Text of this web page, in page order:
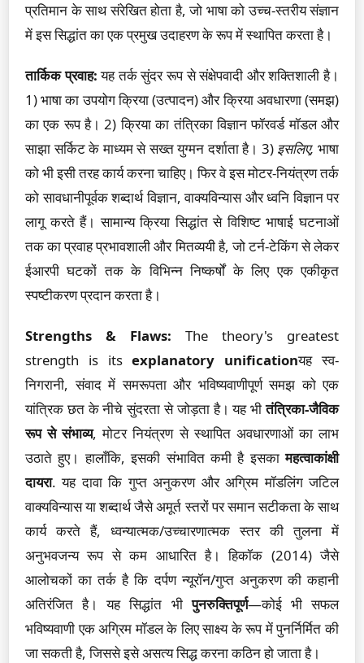
प्रतिमान के साथ संरेखित होता है, जो भाषा को उच्च-स्तरीय संज्ञान
में इस सिद्धांत का एक प्रमुख उदाहरण के रूप में स्थापित करता है।
तार्किक प्रवाह:यह तर्क सुंदर रूप से संक्षेपवादी और शक्तिशाली है।
1) भाषा का उपयोग क्रिया (उत्पादन) और क्रिया अवधारणा (समझ)
का एक रूप है। 2) क्रिया का तंत्रिका विज्ञान फॉरवर्ड मॉडल और
साझा सर्किट के माध्यम से सख्त युग्मन दर्शाता है। 3) इसलिए, भाषा
को भी इसी तरह कार्य करना चाहिए। फिर वे इस मोटर-नियंत्रण तर्क
को सावधानीपूर्वक शब्दार्थ विज्ञान, वाक्यविन्यास और ध्वनि विज्ञान पर
लागू करते हैं। सामान्य क्रिया सिद्धांत से विशिष्ट भाषाई घटनाओं
तक का प्रवाह प्रभावशाली और मितव्ययी है, जो टर्न-टेकिंग से लेकर
ईआरपी घटकों तक के विभिन्न निष्कर्षों के लिए एक एकीकृत
स्पष्टीकरण प्रदान करता है।
Strengths & Flaws: The theory's greatest
strength is itsexplanatory unificationयह स्व-
निगरानी, संवाद में समरूपता और भविष्यवाणीपूर्ण समझ को एक
यांत्रिक छत के नीचे सुंदरता से जोड़ता है। यह भीतंत्रिका-जैविक
रूप से संभाव्य, मोटर नियंत्रण से स्थापित अवधारणाओं का लाभ
उठाते हुए। हालाँकि, इसकी संभावित कमी है इसकामहत्वाकांक्षी
दायरा. यह दावा कि गुप्त अनुकरण और अग्रिम मॉडलिंग जटिल
वाक्यविन्यास या शब्दार्थ जैसे अमूर्त स्तरों पर समान सटीकता के साथ
कार्य करते हैं, ध्वन्यात्मक/उच्चारणात्मक स्तर की तुलना में
अनुभवजन्य रूप से कम आधारित है। हिकॉक (2014) जैसे
आलोचकों का तर्क है कि दर्पण न्यूरॉन/गुप्त अनुकरण की कहानी
अतिरंजित है। यह सिद्धांत भीपुनरुक्तिपूर्ण—कोई भी सफल
भविष्यवाणी एक अग्रिम मॉडल के लिए साक्ष्य के रूप में पुनर्निर्मित की
जा सकती है, जिससे इसे असत्य सिद्ध करना कठिन हो जाता है।